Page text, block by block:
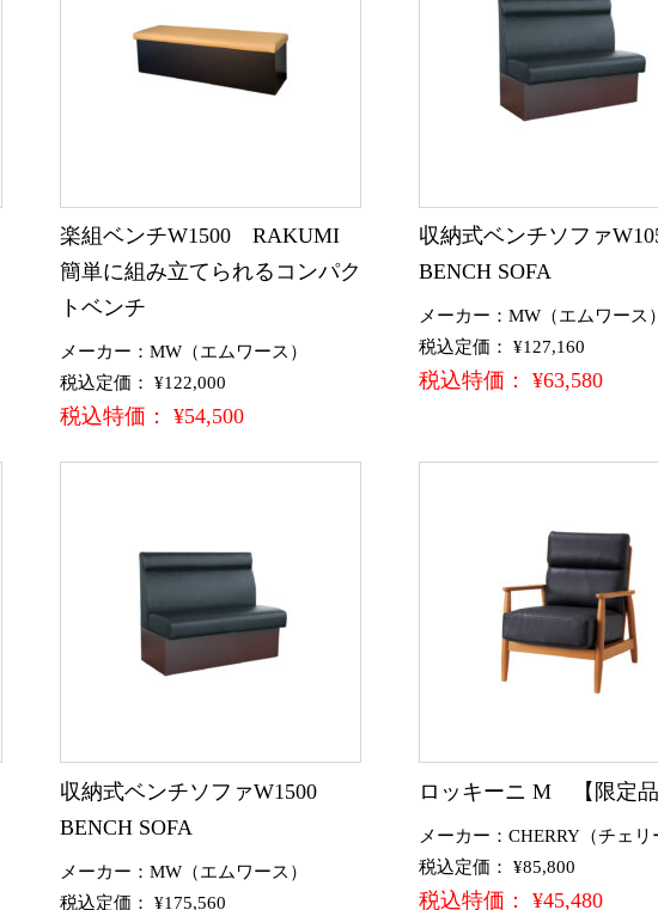
楽組ベンチW1500 RAKUMI
簡単に組み立てられるコンパク
トベンチ
メーカー：MW（エムワース）
税込定価： ¥122,000
税込特価： ¥54,500
収納式ベンチソファ
BENCH SOFA
メーカー：MW（エムワース）
税込定価： ¥127,160
税込特価： ¥63,580
収納式ベンチソファW1500
BENCH SOFA
メーカー：MW（エムワース）
税込定価： ¥175,560
ロッキーニ M 【限定品
メーカー：CHERRY（チェリ
税込定価： ¥85,800
税込特価： ¥45,480